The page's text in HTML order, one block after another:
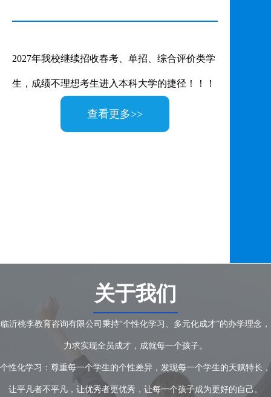
2027年我校继续招收春考、单招、综合评价类学
生，成绩不理想考生进入本科大学的捷径！！！
查看更多>>
关于我们
临沂桃李教育咨询有限公司秉持“个性化学习、多元化成才”的办学理念，
力求实现全员成才，成就每一个孩子。
个性化学习：尊重每一个学生的个性差异，发现每一个学生的天赋特长，
让平凡者不平凡，让优秀者更优秀，让每一个孩子成为更好的自己。